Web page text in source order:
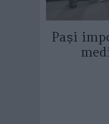
Pași